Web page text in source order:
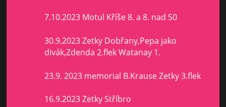
7.10.2023 Motul Kříše 8. a 8. nad 50
30.9.2023 Zetky Dobřany,Pepa jako
divák,Zdenda 2.flek Watanay 1.
23.9. 2023 memorial B.Krause Zetky 3.flek
16.9.2023 Zetky Stříbro